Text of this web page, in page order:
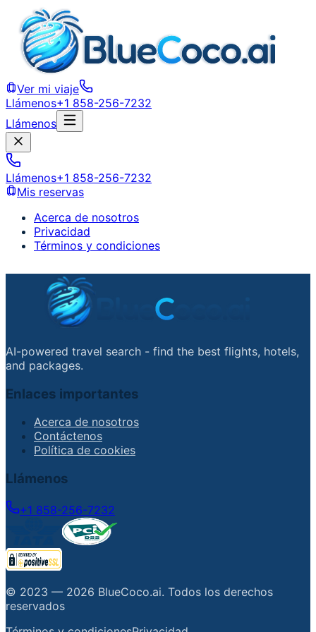
Ver mi viaje
Llámenos+1 858-256-7232
Llámenos
Llámenos+1 858-256-7232
Mis reservas
Acerca de nosotros
Privacidad
Términos y condiciones
AI-powered travel search - find the best flights, hotels,
and packages.
Enlaces importantes
Acerca de nosotros
Contáctenos
Política de cookies
Llámenos
+1 858-256-7232
© 2023 — 2026 BlueCoco.ai. Todos los derechos
reservados